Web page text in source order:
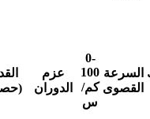
عزم
الدوران
0-
100
كم/
س
السرعة
القصوى